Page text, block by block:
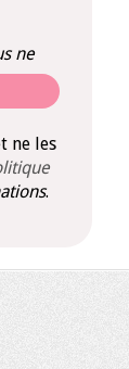
ne
ne les
.